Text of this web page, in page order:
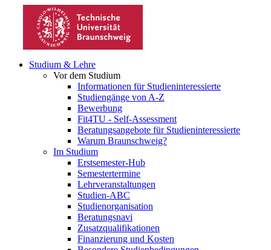
Studium & Lehre
Vor dem Studium
Informationen für Studieninteressierte
Studiengänge von A-Z
Bewerbung
Fit4TU - Self-Assessment
Beratungsangebote für Studieninteressierte
Warum Braunschweig?
Im Studium
Erstsemester-Hub
Semestertermine
Lehrveranstaltungen
Studien-ABC
Studienorganisation
Beratungsnavi
Zusatzqualifikationen
Finanzierung und Kosten